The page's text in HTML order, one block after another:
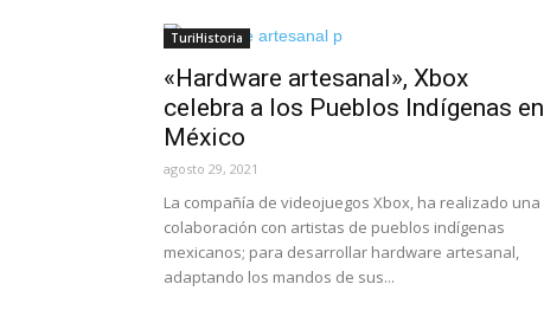
TuriHistoria
«Hardware artesanal», Xbox
celebra a los Pueblos Indígenas en
México
agosto 29, 2021
La compañía de videojuegos Xbox, ha realizado una
colaboración con artistas de pueblos indígenas
mexicanos; para desarrollar hardware artesanal,
adaptando los mandos de sus...